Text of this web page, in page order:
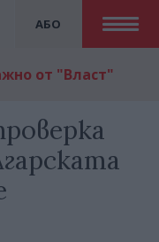
АБО
от "Власт"